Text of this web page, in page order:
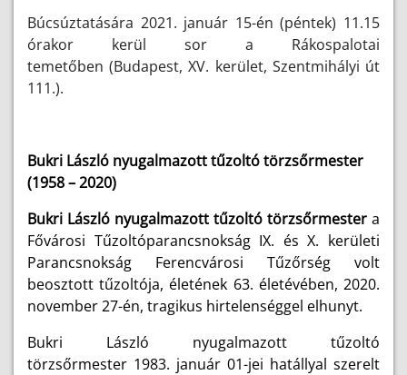
Búcsúztatására 2021. január 15-én (péntek) 11.15
órakor kerül sor a Rákospalotai
temetőben (Budapest, XV. kerület, Szentmihályi út
111.).
Bukri László nyugalmazott tűzoltó törzsőrmester
(1958 – 2020)
Bukri László nyugalmazott tűzoltó törzsőrmester a
Fővárosi Tűzoltóparancsnokság IX. és X. kerületi
Parancsnokság Ferencvárosi Tűzőrség volt
beosztott tűzoltója, életének 63. életévében, 2020.
november 27-én, tragikus hirtelenséggel elhunyt.
Bukri László nyugalmazott tűzoltó
törzsőrmester 1983. január 01-jei hatállyal szerelt